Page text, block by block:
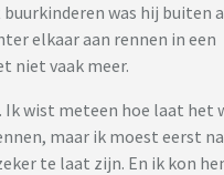
was hij buiten
elkaar aan rennen in een
niet vaak meer.
wist meteen hoe laat het
maar ik moest eerst
te laat zijn. En ik kon